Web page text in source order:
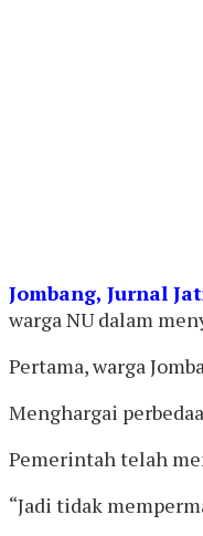
Jombang, Jurnal
warga NU dalam
Pertama, warga
Menghargai
Pemerintah telah
“Jadi tidak